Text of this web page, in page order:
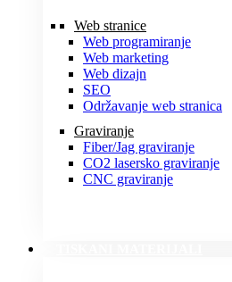
Web stranice
Web programiranje
Web marketing
Web dizajn
SEO
Održavanje web stranica
Graviranje
Fiber/Jag graviranje
CO2 lasersko graviranje
CNC graviranje